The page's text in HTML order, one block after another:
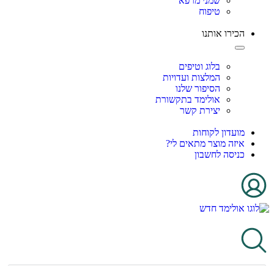
טיפוח
הכירו אותנו
בלוג וטיפים
המלצות ועדויות
הסיפור שלנו
אולימד בתקשורת
יצירת קשר
מועדון לקוחות
איזה מוצר מתאים לי?
כניסה לחשבון